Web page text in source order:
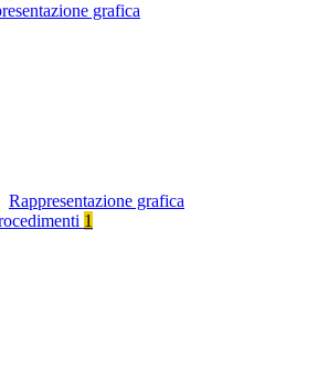
grafica
Rappresentazione grafica
1